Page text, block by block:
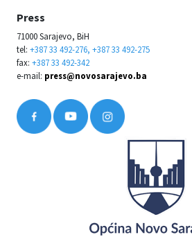
Press
71000 Sarajevo, BiH
tel: +387 33 492-276, +387 33 492-275
fax: +387 33 492-342
e-mail: press@novosarajevo.ba